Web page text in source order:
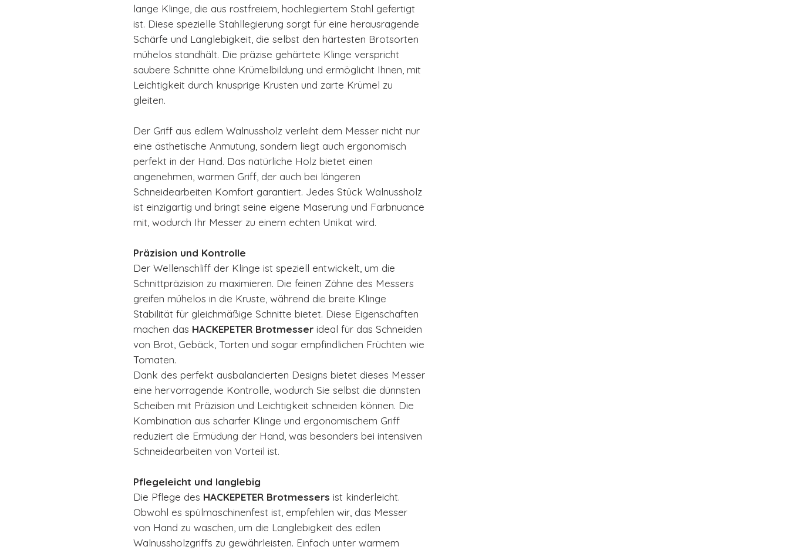
lange Klinge, die aus rostfreiem, hochlegiertem Stahl gefertigt
ist. Diese spezielle Stahllegierung sorgt für eine herausragende
Schärfe und Langlebigkeit, die selbst den härtesten Brotsorten
mühelos standhält. Die präzise gehärtete Klinge verspricht
saubere Schnitte ohne Krümelbildung und ermöglicht Ihnen, mit
Leichtigkeit durch knusprige Krusten und zarte Krümel zu
gleiten.
Der Griff aus edlem Walnussholz verleiht dem Messer nicht nur
eine ästhetische Anmutung, sondern liegt auch ergonomisch
perfekt in der Hand. Das natürliche Holz bietet einen
angenehmen, warmen Griff, der auch bei längeren
Schneidearbeiten Komfort garantiert. Jedes Stück Walnussholz
ist einzigartig und bringt seine eigene Maserung und Farbnuance
mit, wodurch Ihr Messer zu einem echten Unikat wird.
Präzision und Kontrolle
Der Wellenschliff der Klinge ist speziell entwickelt, um die
Schnittpräzision zu maximieren. Die feinen Zähne des Messers
greifen mühelos in die Kruste, während die breite Klinge
Stabilität für gleichmäßige Schnitte bietet. Diese Eigenschaften
machen das HACKEPETER Brotmesser ideal für das Schneiden
von Brot, Gebäck, Torten und sogar empfindlichen Früchten wie
Tomaten.
Dank des perfekt ausbalancierten Designs bietet dieses Messer
eine hervorragende Kontrolle, wodurch Sie selbst die dünnsten
Scheiben mit Präzision und Leichtigkeit schneiden können. Die
Kombination aus scharfer Klinge und ergonomischem Griff
reduziert die Ermüdung der Hand, was besonders bei intensiven
Schneidearbeiten von Vorteil ist.
Pflegeleicht und langlebig
Die Pflege des HACKEPETER Brotmessers ist kinderleicht.
Obwohl es spülmaschinenfest ist, empfehlen wir, das Messer
von Hand zu waschen, um die Langlebigkeit des edlen
Walnussholzgriffs zu gewährleisten. Einfach unter warmem